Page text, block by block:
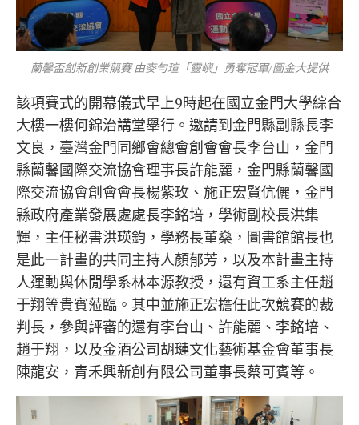
蘭馨盃創新創業競賽 由麥勻瑄「靈嶼」勇奪冠軍/圖金大提供
該項賽式的開幕儀式早上9時起在國立金門大學綜合
大樓一樓何錦治講堂舉行。邀請到金門縣副縣長李
文良，臺灣金門同鄉會總會創會會長李台山，金門
縣蘭馨國際交流協會理事長許能麗，金門縣蘭馨國
際交流協會創會會長楊紫玫、施正宏賢伉儷，金門
縣政府產業發展處處長李銘培，學術副校長洪集
輝，主任秘書洪瑛鈞，學務長董燊，圖書館館長也
是此一計畫的共同主持人顏郁芳，以及本計畫主持
人運動與休閒學系林本源教授，還有資工系主任趙
于翔等貴賓蒞臨。其中並施正宏擔任此次競賽的裁
判長，參與評審的還有李台山、許能麗、李銘培、
趙于翔，以及金酒公司胡璉文化藝術基金會董事長
陳龍安，青禾興新創有限公司董事長蔡可賓等。